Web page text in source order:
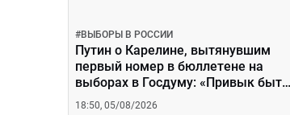
#ВЫБОРЫ В РОССИИ
Путин о Карелине, вытянувшим
первый номер в бюллетене на
выборах в Госдуму: «Привык быть
первым»
18:50, 05/08/2026